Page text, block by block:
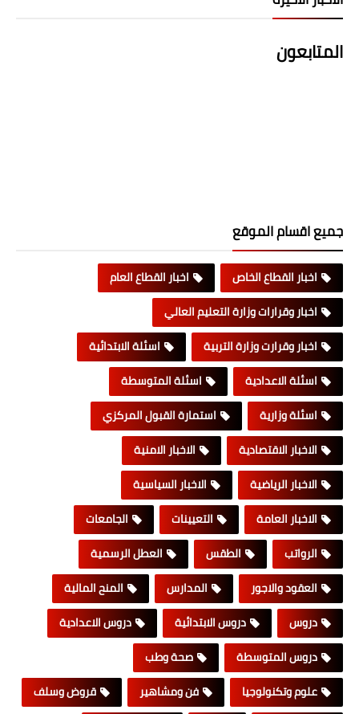
المتابعون
جميع اقسام الموقع
اخبار القطاع الخاص
اخبار القطاع العام
اخبار وقرارات وزارة التعليم العالي
اخبار وقرارت وزارة التربية
اسئلة الابتدائية
اسئلة الاعدادية
اسئلة المتوسطة
اسئلة وزارية
استمارة القبول المركزي
الاخبار الاقتصادية
الاخبار الامنية
الاخبار الرياضية
الاخبار السياسية
الاخبار العامة
التعيينات
الجامعات
الرواتب
الطقس
العطل الرسمية
العقود والاجور
المدارس
المنح المالية
دروس
دروس الابتدائية
دروس الاعدادية
دروس المتوسطة
صحة وطب
علوم وتكنولوجيا
فن ومشاهير
قروض وسلف